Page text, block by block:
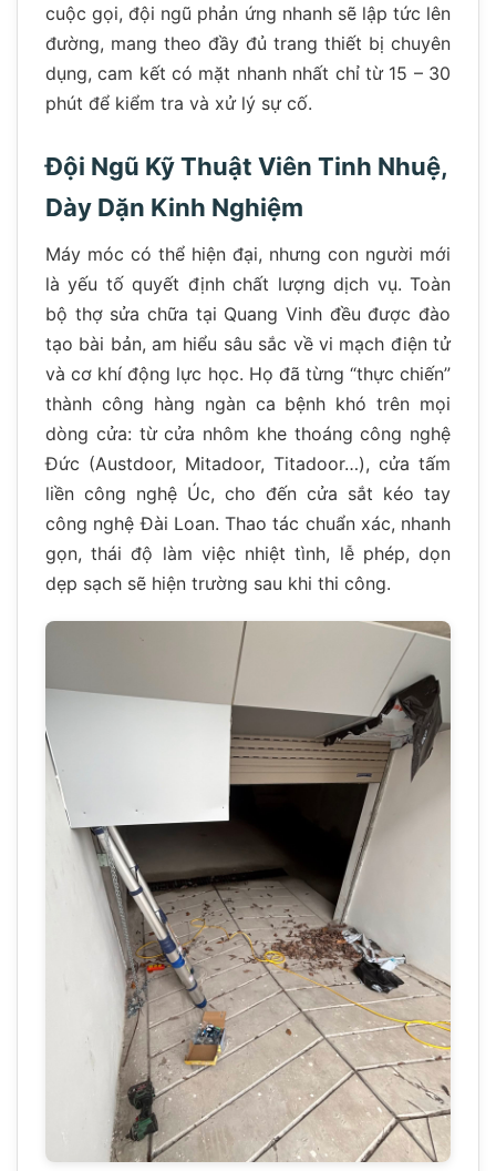
cuộc gọi, đội ngũ phản ứng nhanh sẽ lập tức lên
đường, mang theo đầy đủ trang thiết bị chuyên
dụng, cam kết có mặt nhanh nhất chỉ từ 15 – 30
phút để kiểm tra và xử lý sự cố.
Đội Ngũ Kỹ Thuật Viên Tinh Nhuệ,
Dày Dặn Kinh Nghiệm
Máy móc có thể hiện đại, nhưng con người mới
là yếu tố quyết định chất lượng dịch vụ. Toàn
bộ thợ sửa chữa tại Quang Vinh đều được đào
tạo bài bản, am hiểu sâu sắc về vi mạch điện tử
và cơ khí động lực học. Họ đã từng “thực chiến”
thành công hàng ngàn ca bệnh khó trên mọi
dòng cửa: từ cửa nhôm khe thoáng công nghệ
Đức (Austdoor, Mitadoor, Titadoor…), cửa tấm
liền công nghệ Úc, cho đến cửa sắt kéo tay
công nghệ Đài Loan. Thao tác chuẩn xác, nhanh
gọn, thái độ làm việc nhiệt tình, lễ phép, dọn
dẹp sạch sẽ hiện trường sau khi thi công.